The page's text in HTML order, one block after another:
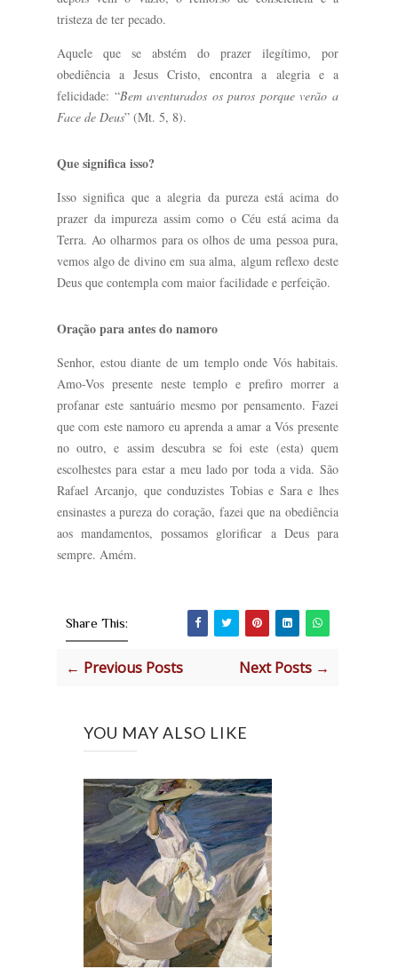
tristeza de ter pecado.
Aquele que se abstém do prazer ilegítimo, por
obediência a Jesus Cristo, encontra a alegria e a
felicidade: “Bem aventurados os puros porque verão a
Face de Deus” (Mt. 5, 8).
Que significa isso?
Isso significa que a alegria da pureza está acima do
prazer da impureza assim como o Céu está acima da
Terra. Ao olharmos para os olhos de uma pessoa pura,
vemos algo de divino em sua alma, algum reflexo deste
Deus que contempla com maior facilidade e perfeição.
Oração para antes do namoro
Senhor, estou diante de um templo onde Vós habitais.
Amo-Vos presente neste templo e prefiro morrer a
profanar este santuário mesmo por pensamento. Fazei
que com este namoro eu aprenda a amar a Vós presente
no outro, e assim descubra se foi este (esta) quem
escolhestes para estar a meu lado por toda a vida. São
Rafael Arcanjo, que conduzistes Tobias e Sara e lhes
ensinastes a pureza do coração, fazei que na obediência
aos mandamentos, possamos glorificar a Deus para
sempre. Amém.
Share This:
← Previous Posts Next Posts →
YOU MAY ALSO LIKE